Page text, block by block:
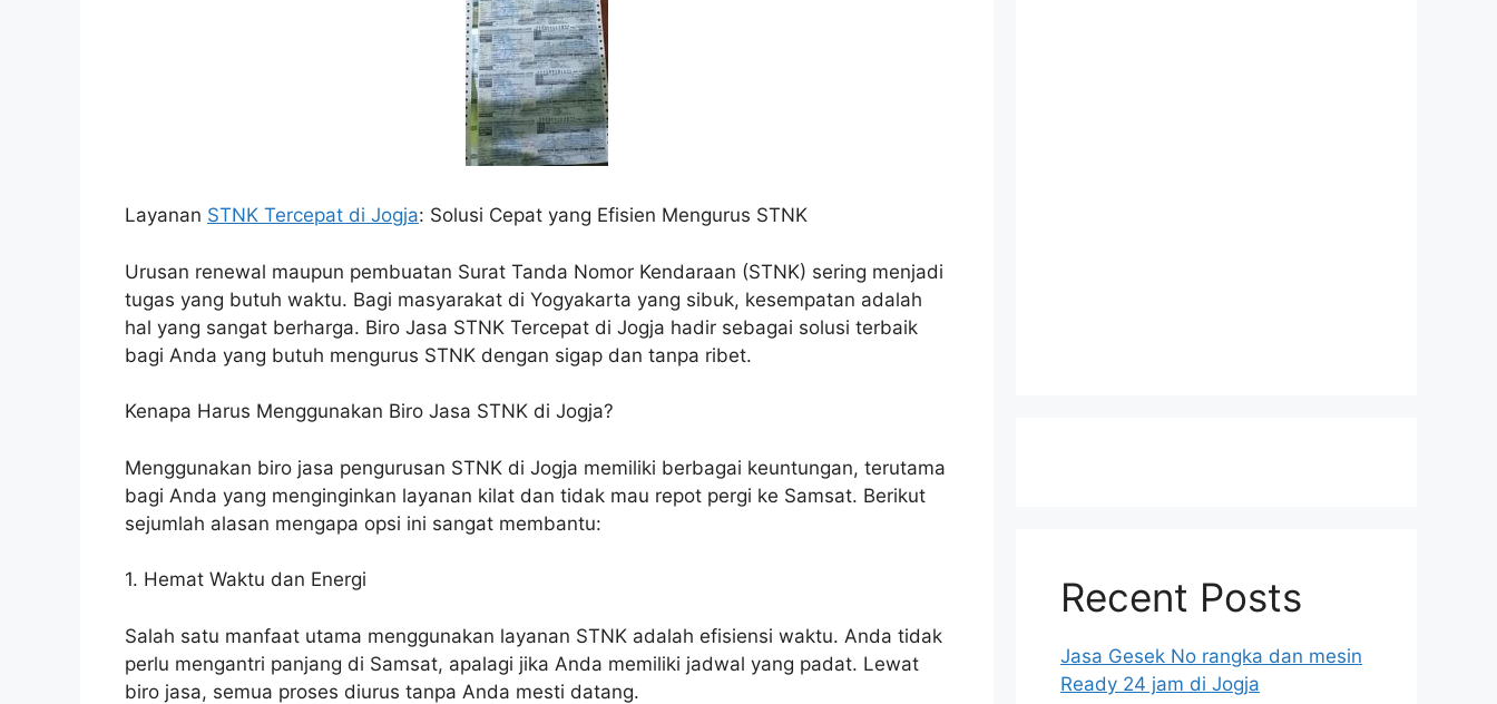
Layanan STNK Tercepat di Jogja: Solusi Cepat yang Efisien Mengurus STNK
Urusan renewal maupun pembuatan Surat Tanda Nomor Kendaraan (STNK) sering menjadi
tugas yang butuh waktu. Bagi masyarakat di Yogyakarta yang sibuk, kesempatan adalah
hal yang sangat berharga. Biro Jasa STNK Tercepat di Jogja hadir sebagai solusi terbaik
bagi Anda yang butuh mengurus STNK dengan sigap dan tanpa ribet.
Kenapa Harus Menggunakan Biro Jasa STNK di Jogja?
Menggunakan biro jasa pengurusan STNK di Jogja memiliki berbagai keuntungan, terutama
bagi Anda yang menginginkan layanan kilat dan tidak mau repot pergi ke Samsat. Berikut
sejumlah alasan mengapa opsi ini sangat membantu:
1. Hemat Waktu dan Energi
Salah satu manfaat utama menggunakan layanan STNK adalah efisiensi waktu. Anda tidak
perlu mengantri panjang di Samsat, apalagi jika Anda memiliki jadwal yang padat. Lewat
biro jasa, semua proses diurus tanpa Anda mesti datang.
Recent Posts
Jasa Gesek No rangka dan mesin
Ready 24 jam di Jogja